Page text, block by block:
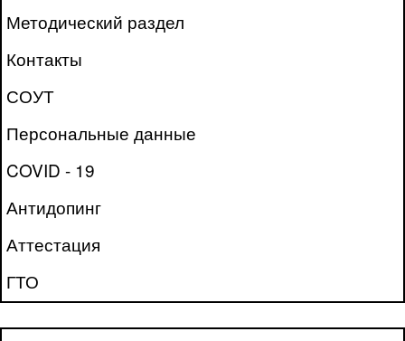
Методический раздел
Контакты
СОУТ
Персональные данные
COVID - 19
Антидопинг
Аттестация
ГТО